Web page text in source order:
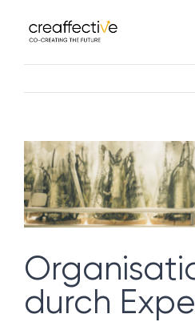
Inhalt
springen
Zeige
grösseres
Bild
durch